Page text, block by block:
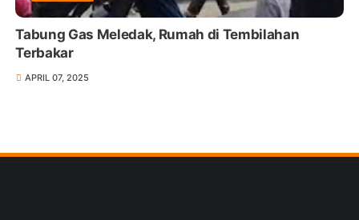
Tabung Gas Meledak, Rumah di Tembilahan
Terbakar
APRIL 07, 2025